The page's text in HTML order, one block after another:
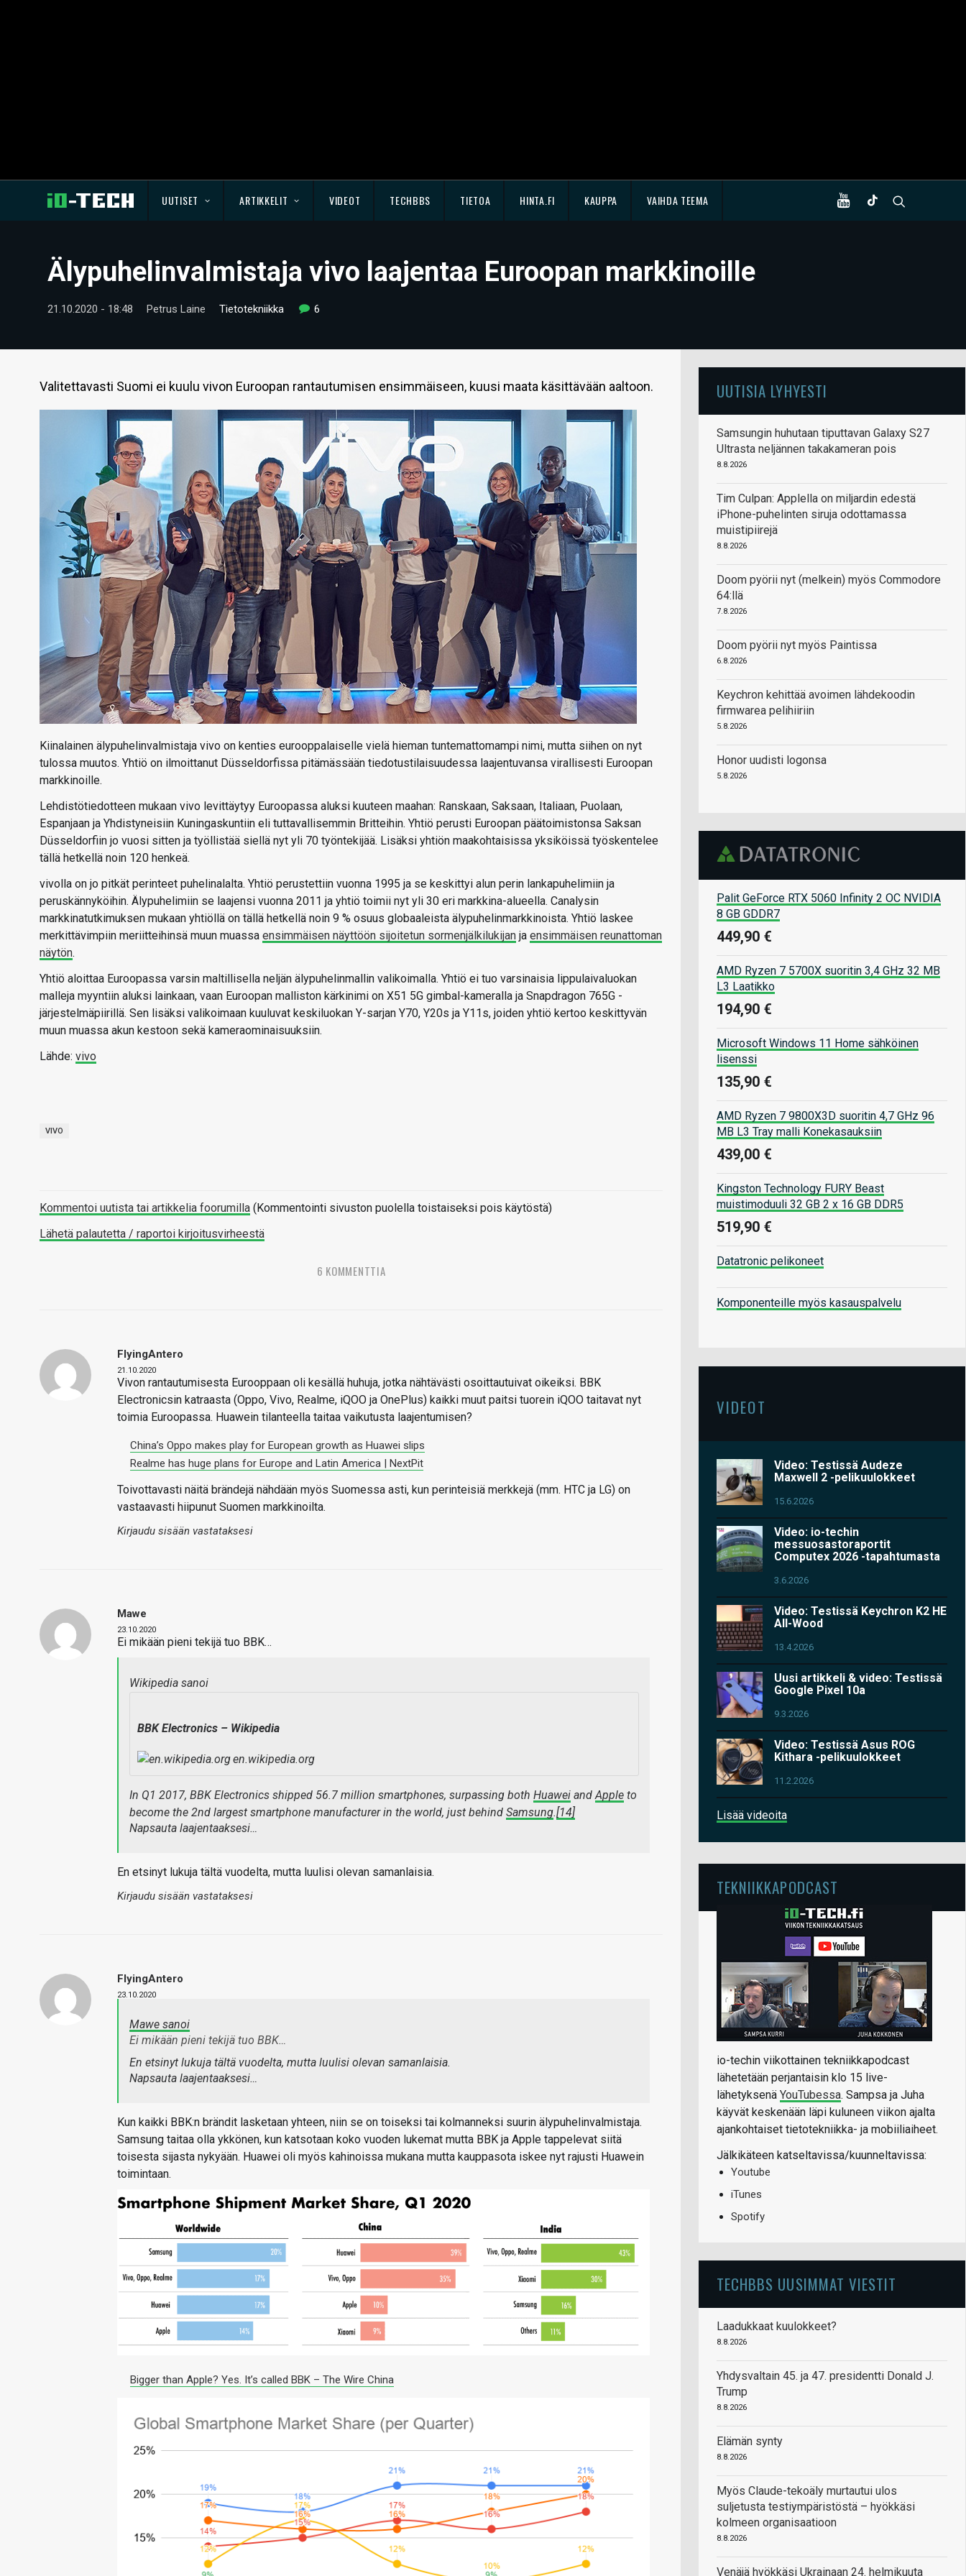
UUTISET ARTIKKELIT VIDEOT TECHBBS TIETOA HINTA.FI KAUPPA VAIHDA TEEMA
Älypuhelinvalmistaja vivo laajentaa Euroopan markkinoille
21.10.2020 - 18:48 Petrus Laine Tietotekniikka 6
Valitettavasti Suomi ei kuulu vivon Euroopan rantautumisen ensimmäiseen, kuusi maata käsittävään aaltoon.
Kiinalainen älypuhelinvalmistaja vivo on kenties eurooppalaiselle vielä hieman tuntemattomampi nimi, mutta siihen on nyt
tulossa muutos. Yhtiö on ilmoittanut Düsseldorfissa pitämässään tiedotustilaisuudessa laajentuvansa virallisesti Euroopan
markkinoille.
Lehdistötiedotteen mukaan vivo levittäytyy Euroopassa aluksi kuuteen maahan: Ranskaan, Saksaan, Italiaan, Puolaan,
Espanjaan ja Yhdistyneisiin Kuningaskuntiin eli tuttavallisemmin Britteihin. Yhtiö perusti Euroopan päätoimistonsa Saksan
Düsseldorfiin jo vuosi sitten ja työllistää siellä nyt yli 70 työntekijää. Lisäksi yhtiön maakohtaisissa yksiköissä työskentelee
tällä hetkellä noin 120 henkeä.
vivolla on jo pitkät perinteet puhelinalalta. Yhtiö perustettiin vuonna 1995 ja se keskittyi alun perin lankapuhelimiin ja
peruskännyköihin. Älypuhelimiin se laajensi vuonna 2011 ja yhtiö toimii nyt yli 30 eri markkina-alueella. Canalysin
markkinatutkimuksen mukaan yhtiöllä on tällä hetkellä noin 9 % osuus globaaleista älypuhelinmarkkinoista. Yhtiö laskee
merkittävimpiin meriitteihinsä muun muassa ensimmäisen näyttöön sijoitetun sormenjälkilukijan ja ensimmäisen reunattoman
näytön.
Yhtiö aloittaa Euroopassa varsin maltillisella neljän älypuhelinmallin valikoimalla. Yhtiö ei tuo varsinaisia lippulaivaluokan
malleja myyntiin aluksi lainkaan, vaan Euroopan malliston kärkinimi on X51 5G gimbal-kameralla ja Snapdragon 765G -
järjestelmäpiirillä. Sen lisäksi valikoimaan kuuluvat keskiluokan Y-sarjan Y70, Y20s ja Y11s, joiden yhtiö kertoo keskittyvän
muun muassa akun kestoon sekä kameraominaisuuksiin.
Lähde: vivo
VIVO
Kommentoi uutista tai artikkelia foorumilla (Kommentointi sivuston puolella toistaiseksi pois käytöstä)
Lähetä palautetta / raportoi kirjoitusvirheestä
6 KOMMENTTIA
FlyingAntero
21.10.2020
Vivon rantautumisesta Eurooppaan oli kesällä huhuja, jotka nähtävästi osoittautuivat oikeiksi. BBK
Electronicsin katraasta (Oppo, Vivo, Realme, iQOO ja OnePlus) kaikki muut paitsi tuorein iQOO taitavat nyt
toimia Euroopassa. Huawein tilanteella taitaa vaikutusta laajentumisen?
China’s Oppo makes play for European growth as Huawei slips
Realme has huge plans for Europe and Latin America | NextPit
Toivottavasti näitä brändejä nähdään myös Suomessa asti, kun perinteisiä merkkejä (mm. HTC ja LG) on
vastaavasti hiipunut Suomen markkinoilta.
Kirjaudu sisään vastataksesi
Mawe
23.10.2020
Ei mikään pieni tekijä tuo BBK…
Wikipedia sanoi
BBK Electronics – Wikipedia
en.wikipedia.org
In Q1 2017, BBK Electronics shipped 56.7 million smartphones, surpassing both Huawei andApple to
become the 2nd largest smartphone manufacturer in the world, just behind Samsung.[14]
Napsauta laajentaaksesi…
En etsinyt lukuja tältä vuodelta, mutta luulisi olevan samanlaisia.
Kirjaudu sisään vastataksesi
FlyingAntero
23.10.2020
Mawe sanoi
Ei mikään pieni tekijä tuo BBK…
En etsinyt lukuja tältä vuodelta, mutta luulisi olevan samanlaisia.
Napsauta laajentaaksesi…
Kun kaikki BBK:n brändit lasketaan yhteen, niin se on toiseksi tai kolmanneksi suurin älypuhelinvalmistaja.
Samsung taitaa olla ykkönen, kun katsotaan koko vuoden lukemat mutta BBK ja Apple tappelevat siitä
toisesta sijasta nykyään. Huawei oli myös kahinoissa mukana mutta kauppasota iskee nyt rajusti Huawein
toimintaan.
Bigger than Apple? Yes. It’s called BBK – The Wire China
UUTISIA LYHYESTI
Samsungin huhutaan tiputtavan Galaxy S27
Ultrasta neljännen takakameran pois
8.8.2026
Tim Culpan: Applella on miljardin edestä
iPhone-puhelinten siruja odottamassa
muistipiirejä
8.8.2026
Doom pyörii nyt (melkein) myös Commodore
64:llä
7.8.2026
Doom pyörii nyt myös Paintissa
6.8.2026
Keychron kehittää avoimen lähdekoodin
firmwarea pelihiiriin
5.8.2026
Honor uudisti logonsa
5.8.2026
Palit GeForce RTX 5060 Infinity 2 OC NVIDIA
8 GB GDDR7
449,90 €
AMD Ryzen 7 5700X suoritin 3,4 GHz 32 MB
L3 Laatikko
194,90 €
Microsoft Windows 11 Home sähköinen
lisenssi
135,90 €
AMD Ryzen 7 9800X3D suoritin 4,7 GHz 96
MB L3 Tray malli Konekasauksiin
439,00 €
Kingston Technology FURY Beast
muistimoduuli 32 GB 2 x 16 GB DDR5
519,90 €
Datatronic pelikoneet
Komponenteille myös kasauspalvelu
VIDEOT
Video: Testissä Audeze
Maxwell 2 -pelikuulokkeet
15.6.2026
Video: io-techin
messuosastoraportit
Computex 2026 -tapahtumasta
3.6.2026
Video: Testissä Keychron K2 HE
All-Wood
13.4.2026
Uusi artikkeli & video: Testissä
Google Pixel 10a
9.3.2026
Video: Testissä Asus ROG
Kithara -pelikuulokkeet
11.2.2026
Lisää videoita
TEKNIIKKAPODCAST
io-techin viikottainen tekniikkapodcast
lähetetään perjantaisin klo 15 live-
lähetyksenä YouTubessa. Sampsa ja Juha
käyvät keskenään läpi kuluneen viikon ajalta
ajankohtaiset tietotekniikka- ja mobiiliaiheet.
Jälkikäteen katseltavissa/kuunneltavissa:
Youtube
iTunes
Spotify
TECHBBS UUSIMMAT VIESTIT
Laadukkaat kuulokkeet?
8.8.2026
Yhdysvaltain 45. ja 47. presidentti Donald J.
Trump
8.8.2026
Elämän synty
8.8.2026
Myös Claude-tekoäly murtautui ulos
suljetusta testiympäristöstä – hyökkäsi
kolmeen organisaatioon
8.8.2026
Venäjä hyökkäsi Ukrainaan 24. helmikuuta